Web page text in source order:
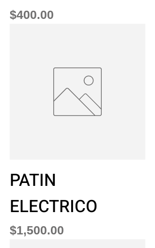
Precio
$400.00
PATIN
ELECTRICO
Precio
$1,500.00